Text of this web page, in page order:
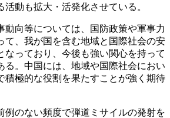
活動も拡大・活発化させている。
向等については、国防政策や軍事力
て、我が国を含む地域と国際社会の安
なっており、今後も強い関心を持って
る。中国には、地域や国際社会におい
積極的な役割を果たすことが強く期待
のない頻度で弾道ミサイルの発射を